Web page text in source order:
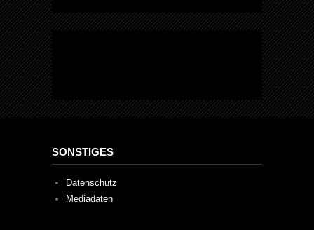
SONSTIGES
Datenschutz
Mediadaten